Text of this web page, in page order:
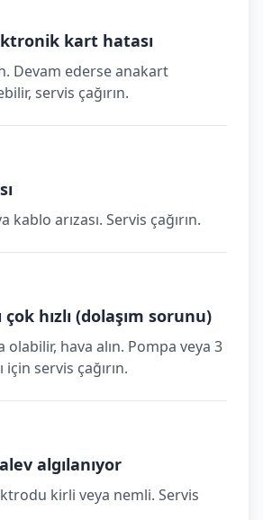
kart hatası
Devam ederse anakart
servis çağırın.
kablo arızası. Servis çağırın.
çok hızlı (dolaşım sorunu)
olabilir, hava alın. Pompa veya 3
için servis çağırın.
algılanıyor
kirli veya nemli. Servis